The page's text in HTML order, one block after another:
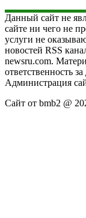
Данный сайт не
сайте ни чего не
услуги не
новостей RSS
newsru.com.
ответственность
Администрация
Сайт от bmb2 @